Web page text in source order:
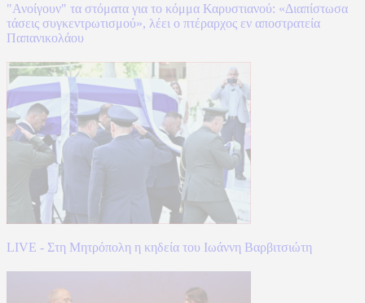
"Ανοίγουν" τα στόματα για το κόμμα Καρυστιανού: «Διαπίστωσα
τάσεις συγκεντρωτισμού», λέει ο πτέραρχος εν αποστρατεία
Παπανικολάου
LIVE - Στη Μητρόπολη η κηδεία του Ιωάννη Βαρβιτσιώτη